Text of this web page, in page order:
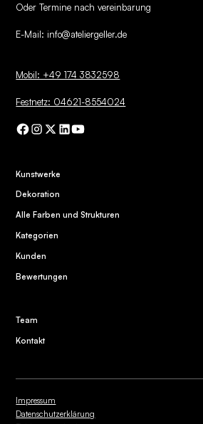
Oder Termine nach vereinbarung
E-Mail: info@ateliergeller.de
Mobil: +49 174 3832598
Festnetz: 04621-8554024
Kunstwerke
Dekoration
Alle Farben und Strukturen
Kategorien
Kunden
Bewertungen
Team
Kontakt
Impressum
Datenschutzerklärung